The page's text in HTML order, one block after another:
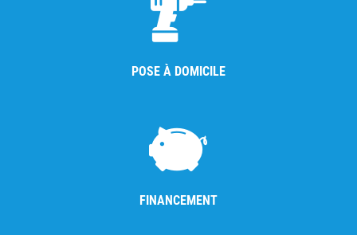
POSE À DOMICILE
FINANCEMENT